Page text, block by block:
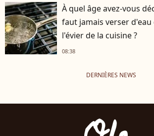
À quel âge avez-vous
faut jamais verser d'eau
l'évier de la cuisine ?
08:38
DERNIÈRES NEWS